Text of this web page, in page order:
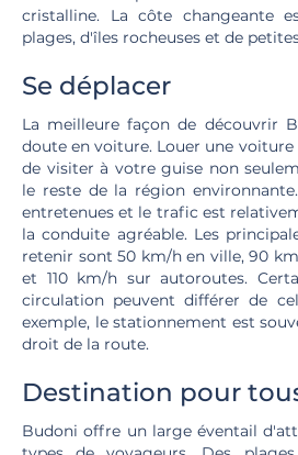
cristalline. La côte changeante
plages, d'îles rocheuses et de
Se déplacer
La meilleure façon de découvrir
doute en voiture. Louer une
de visiter à votre guise non
le reste de la région
entretenues et le trafic est
la conduite agréable. Les
retenir sont 50 km/h en ville, 90
et 110 km/h sur autoroutes.
circulation peuvent différer de
exemple, le stationnement est
droit de la route.
Destination pour
Budoni offre un large éventail